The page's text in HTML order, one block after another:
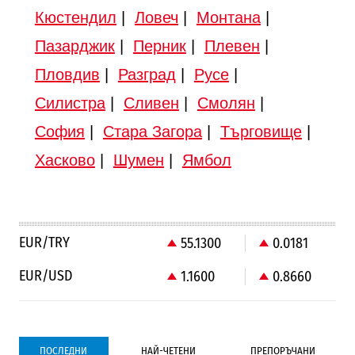
Кюстендил Ловеч Монтана|
Пазарджик| Перник| Плевен
Пловдив
Разград Русе|
Силистра| Сливен Смолян
София
Стара Загора| Търговище|
Хасково| Шумен Ямбол
EUR/TRY 55.1300
0.0181
EUR/USD
1.1600 0.8660
ПОСЛЕДНИ НАЙ-ЧЕТЕНИ ПРЕПОРЪЧАНИ